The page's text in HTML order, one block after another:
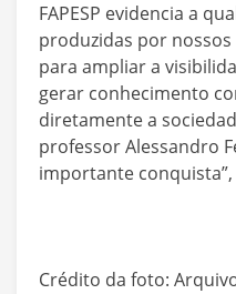
FAPESP evidencia a
produzidas por
para ampliar a
gerar conhecimento
diretamente a
professor Alessandro
importante conquista”,
Crédito da foto: